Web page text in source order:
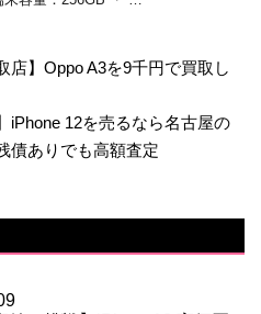
店】Oppo A3を9千円で買取し
iPhone 12を売るなら名古屋の
債ありでも高額査定